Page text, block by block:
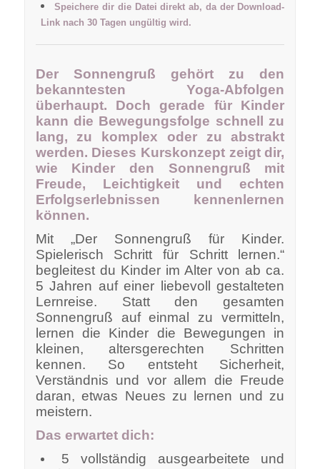
Speichere dir die Datei direkt ab, da der Download-
Link nach 30 Tagen ungültig wird.
Der Sonnengruß gehört zu den
bekanntesten Yoga-Abfolgen
überhaupt. Doch gerade für Kinder
kann die Bewegungsfolge schnell zu
lang, zu komplex oder zu abstrakt
werden. Dieses Kurskonzept zeigt dir,
wie Kinder den Sonnengruß mit
Freude, Leichtigkeit und echten
Erfolgserlebnissen kennenlernen
können.
Mit „Der Sonnengruß für Kinder.
Spielerisch Schritt für Schritt lernen.“
begleitest du Kinder im Alter von ab ca.
5 Jahren auf einer liebevoll gestalteten
Lernreise. Statt den gesamten
Sonnengruß auf einmal zu vermitteln,
lernen die Kinder die Bewegungen in
kleinen, altersgerechten Schritten
kennen. So entsteht Sicherheit,
Verständnis und vor allem die Freude
daran, etwas Neues zu lernen und zu
meistern.
Das erwartet dich:
5 vollständig ausgearbeitete und